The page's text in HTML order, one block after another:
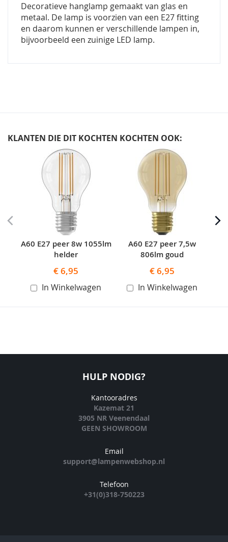
Decoratieve hanglamp gemaakt van glas en
metaal. De lamp is voorzien van een E27 fitting
en daarom kunnen er verschillende lampen in,
bijvoorbeeld een zuinige LED lamp.
KLANTEN DIE DIT KOCHTEN KOCHTEN OOK:
carousel
A60 E27 peer 8w 1055lm
helder
€ 6,95
In Winkelwagen
A60 E27 peer 7,5w
806lm goud
€ 6,95
In Winkelwagen
HULP NODIG?
Kantooradres
Kazemat 21
3905 NR Veenendaal
GEEN SHOWROOM
Email
support@lampenwebshop.nl
Telefoon
+31(0)318-750223